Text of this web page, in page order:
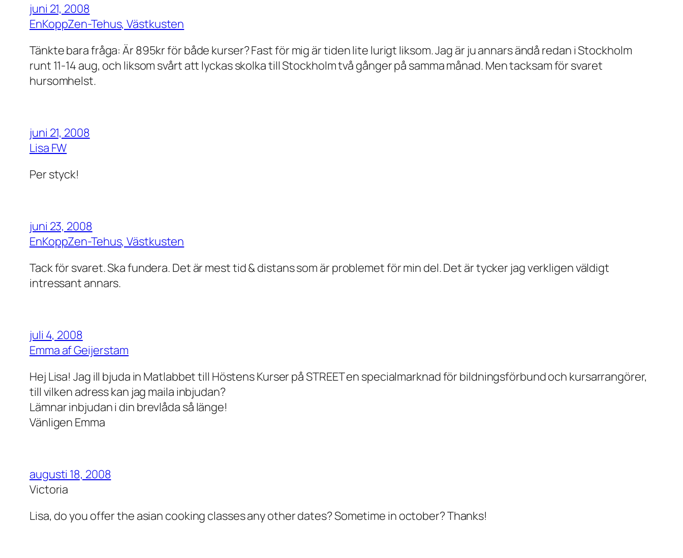
juni 21, 2008
EnKoppZen-Tehus, Västkusten
Tänkte bara fråga: Är 895kr för både kurser? Fast för mig är tiden lite lurigt liksom. Jag är ju annars ändå redan i Stockholm
runt 11-14 aug, och liksom svårt att lyckas skolka till Stockholm två gånger på samma månad. Men tacksam för svaret
hursomhelst.
juni 21, 2008
Lisa FW
Per styck!
juni 23, 2008
EnKoppZen-Tehus, Västkusten
Tack för svaret. Ska fundera. Det är mest tid & distans som är problemet för min del. Det är tycker jag verkligen väldigt
intressant annars.
juli 4, 2008
Emma af Geijerstam
Hej Lisa! Jag ill bjuda in Matlabbet till Höstens Kurser på STREET en specialmarknad för bildningsförbund och kursarrangörer,
till vilken adress kan jag maila inbjudan?
Lämnar inbjudan i din brevlåda så länge!
Vänligen Emma
augusti 18, 2008
Victoria
Lisa, do you offer the asian cooking classes any other dates? Sometime in october? Thanks!